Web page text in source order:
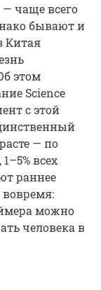
чаще всего
бывают и
Китая
этом
Science
с этой
— по
всех
раннее
можно
человека в